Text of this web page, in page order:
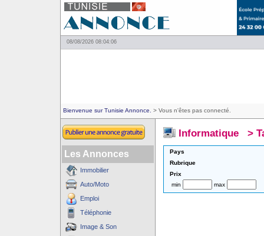
08/08/2026 08:04:06
Bienvenue sur Tunisie Annonce. > Vous n'êtes pas connecté.
Les Annonces
Immobilier
Auto/Moto
Emploi
Téléphonie
Image & Son
Informatique >
Pays
Rubrique
Prix
min
max